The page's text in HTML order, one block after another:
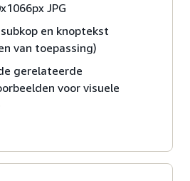
JPG
en knoptekst
van toepassing)
gerelateerde
voor visuele